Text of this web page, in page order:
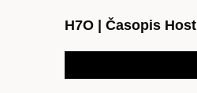
H7O Časopis Host